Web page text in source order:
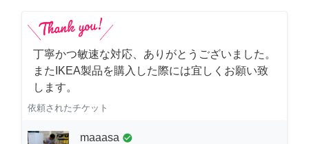
丁寧かつ敏速な対応、ありがとうございました。
またIKEA製品を購入した際には宜しくお願い致
します。
依頼されたチケット
maaasa check_circle